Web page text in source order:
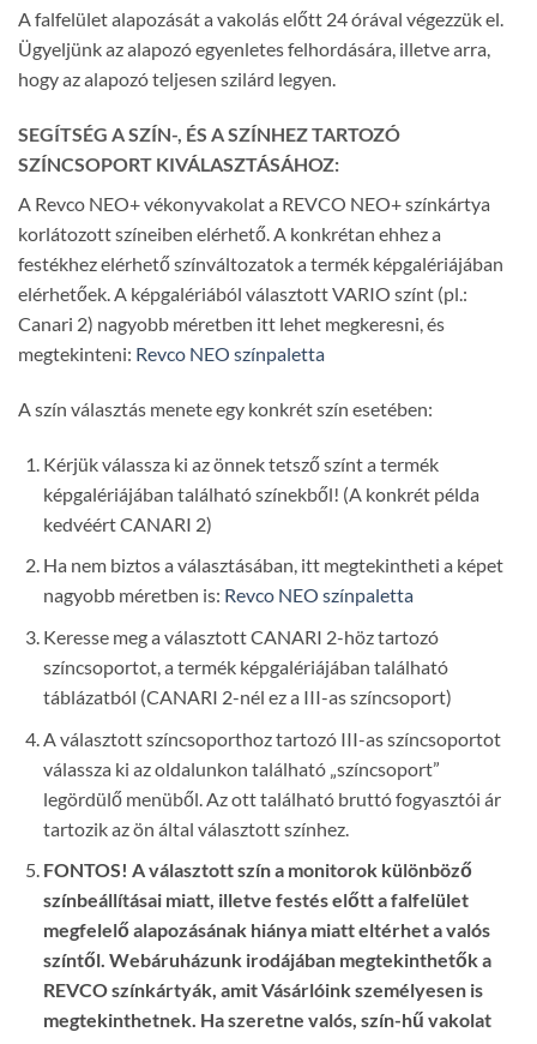
A falfelület alapozását a vakolás előtt 24 órával végezzük el.
Ügyeljünk az alapozó egyenletes felhordására, illetve arra,
hogy az alapozó teljesen szilárd legyen.
SEGÍTSÉG A SZÍN-, ÉS A SZÍNHEZ TARTOZÓ
SZÍNCSOPORT KIVÁLASZTÁSÁHOZ:
A Revco NEO+ vékonyvakolat a REVCO NEO+ színkártya
korlátozott színeiben elérhető. A konkrétan ehhez a
festékhez elérhető színváltozatok a termék képgalériájában
elérhetőek. A képgalériából választott VARIO színt (pl.:
Canari 2) nagyobb méretben itt lehet megkeresni, és
megtekinteni: Revco NEO színpaletta
A szín választás menete egy konkrét szín esetében:
Kérjük válassza ki az önnek tetsző színt a termék
képgalériájában található színekből! (A konkrét példa
kedvéért CANARI 2)
Ha nem biztos a választásában, itt megtekintheti a képet
nagyobb méretben is: Revco NEO színpaletta
Keresse meg a választott CANARI 2-höz tartozó
színcsoportot, a termék képgalériájában található
táblázatból (CANARI 2-nél ez a III-as színcsoport)
A választott színcsoporthoz tartozó III-as színcsoportot
válassza ki az oldalunkon található „színcsoport”
legördülő menüből. Az ott található bruttó fogyasztói ár
tartozik az ön által választott színhez.
FONTOS! A választott szín a monitorok különböző
színbeállításai miatt, illetve festés előtt a falfelület
megfelelő alapozásának hiánya miatt eltérhet a valós
színtől. Webáruházunk irodájában megtekinthetők a
REVCO színkártyák, amit Vásárlóink személyesen is
megtekinthetnek. Ha szeretne valós, szín-hű vakolat